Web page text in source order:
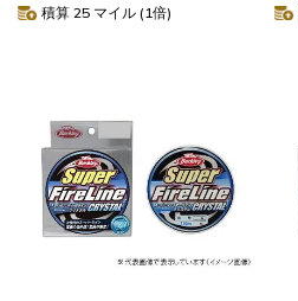
積算 25 マイル (1倍)